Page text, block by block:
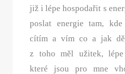
již i lépe hospodařit s
poslat energie tam,
cítím a vím co a jak
z toho měl užitek,
které jsou pro mne